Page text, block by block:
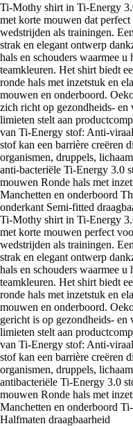
Ti-Mothy shirt in Ti-Energy
met korte mouwen dat
wedstrijden als trainingen.
strak en elegant ontwerp
hals en schouders waarmee
teamkleuren. Het shirt biedt
ronde hals met inzetstuk en
mouwen en onderboord.
zich richt op gezondheids- en
limieten stelt aan
van Ti-Energy stof: Anti-
stof kan een barrière creëren
organismen, druppels,
anti-bacteriële Ti-Energy 3.0
mouwen Ronde hals met
Manchetten en onderboord
onderkant Semi-fitted
Ti-Mothy shirt in Ti-Energy
met korte mouwen perfect
wedstrijden als trainingen.
strak en elegant ontwerp
hals en schouders waarmee
teamkleuren. Het shirt biedt
ronde hals met inzetstuk en
mouwen en onderboord.
gericht is op gezondheids- en
limieten stelt aan
van Ti-Energy stof: Anti-
stof kan een barrière creëren
organismen, druppels,
antibacteriële Ti-Energy 3.0
mouwen Ronde hals met
Manchetten en onderboord
Halfmaten draagbaarheid